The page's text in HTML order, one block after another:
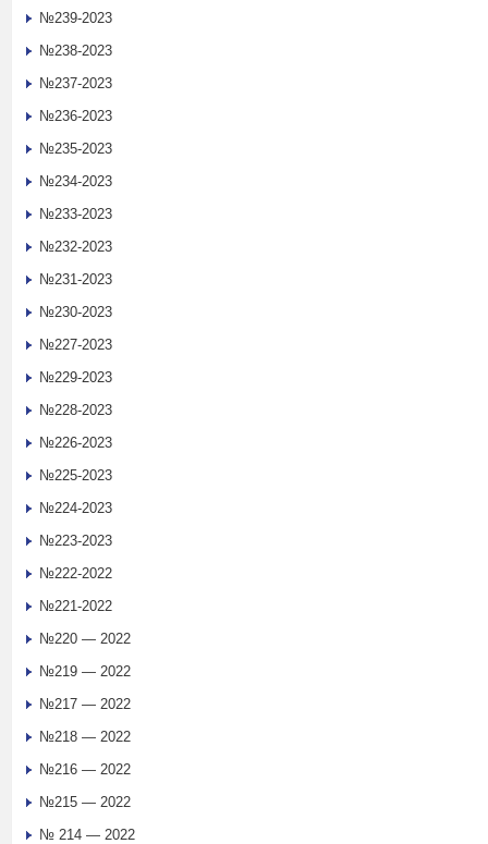
№239-2023
№238-2023
№237-2023
№236-2023
№235-2023
№234-2023
№233-2023
№232-2023
№231-2023
№230-2023
№227-2023
№229-2023
№228-2023
№226-2023
№225-2023
№224-2023
№223-2023
№222-2022
№221-2022
№220 — 2022
№219 — 2022
№217 — 2022
№218 — 2022
№216 — 2022
№215 — 2022
№ 214 — 2022